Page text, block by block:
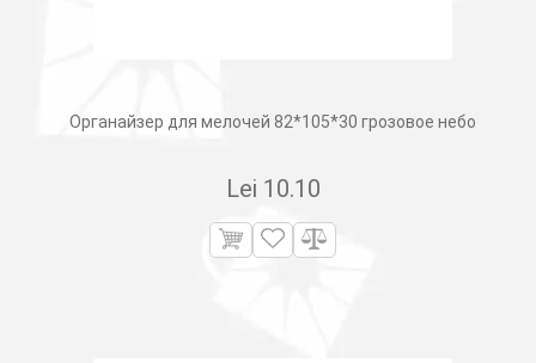
Органайзер для мелочей 82*105*30 грозовое небо
Lei 10.10